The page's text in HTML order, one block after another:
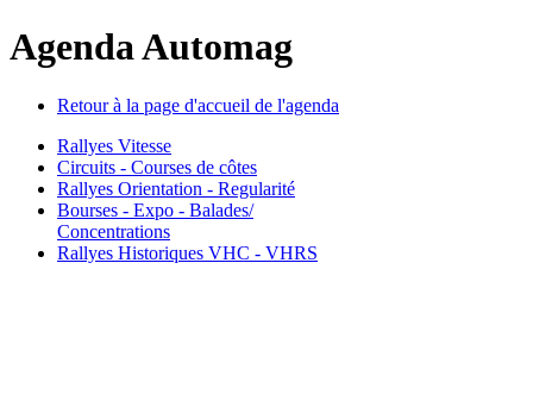
Agenda Automag
Retour à la page d'accueil de l'agenda
Rallyes Vitesse
Circuits - Courses de côtes
Rallyes Orientation - Regularité
Bourses - Expo - Balades/
Concentrations
Rallyes Historiques VHC - VHRS